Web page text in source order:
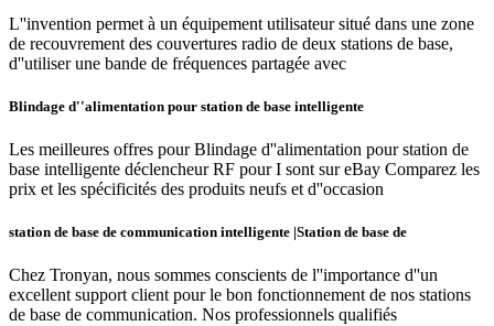
L''invention permet à un équipement utilisateur situé dans une zone
de recouvrement des couvertures radio de deux stations de base,
d''utiliser une bande de fréquences partagée avec
Blindage d''alimentation pour station de base intelligente
Les meilleures offres pour Blindage d''alimentation pour station de
base intelligente déclencheur RF pour I sont sur eBay Comparez les
prix et les spécificités des produits neufs et d''occasion
station de base de communication intelligente |Station de base de
Chez Tronyan, nous sommes conscients de l''importance d''un
excellent support client pour le bon fonctionnement de nos stations
de base de communication. Nos professionnels qualifiés